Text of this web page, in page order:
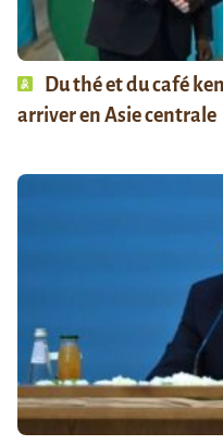
Du thé et du café
arriver en Asie centrale